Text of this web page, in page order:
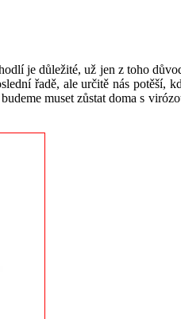
je důležité, už jen z toho
řadě, ale určitě nás potěší,
muset zůstat doma s